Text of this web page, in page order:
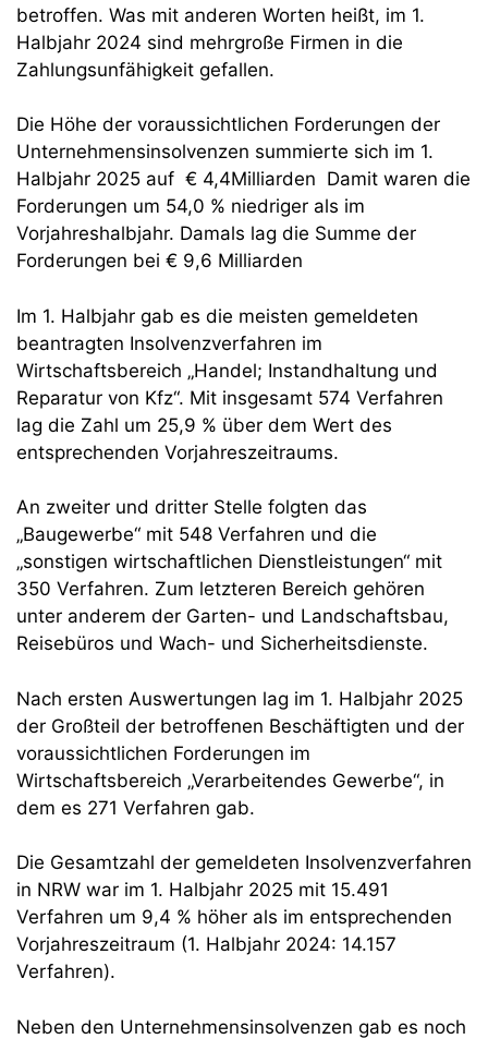
betroffen. Was mit anderen Worten heißt, im 1.
Halbjahr 2024 sind mehrgroße Firmen in die
Zahlungsunfähigkeit gefallen.
Die Höhe der voraussichtlichen Forderungen der
Unternehmensinsolvenzen summierte sich im 1.
Halbjahr 2025 auf € 4,4Milliarden Damit waren die
Forderungen um 54,0 % niedriger als im
Vorjahreshalbjahr. Damals lag die Summe der
Forderungen bei € 9,6 Milliarden
Im 1. Halbjahr gab es die meisten gemeldeten
beantragten Insolvenzverfahren im
Wirtschaftsbereich „Handel; Instandhaltung und
Reparatur von Kfz“. Mit insgesamt 574 Verfahren
lag die Zahl um 25,9 % über dem Wert des
entsprechenden Vorjahreszeitraums.
An zweiter und dritter Stelle folgten das
„Baugewerbe“ mit 548 Verfahren und die
„sonstigen wirtschaftlichen Dienstleistungen“ mit
350 Verfahren. Zum letzteren Bereich gehören
unter anderem der Garten- und Landschaftsbau,
Reisebüros und Wach- und Sicherheitsdienste.
Nach ersten Auswertungen lag im 1. Halbjahr 2025
der Großteil der betroffenen Beschäftigten und der
voraussichtlichen Forderungen im
Wirtschaftsbereich „Verarbeitendes Gewerbe“, in
dem es 271 Verfahren gab.
Die Gesamtzahl der gemeldeten Insolvenzverfahren
in NRW war im 1. Halbjahr 2025 mit 15.491
Verfahren um 9,4 % höher als im entsprechenden
Vorjahreszeitraum (1. Halbjahr 2024: 14.157
Verfahren).
Neben den Unternehmensinsolvenzen gab es noch